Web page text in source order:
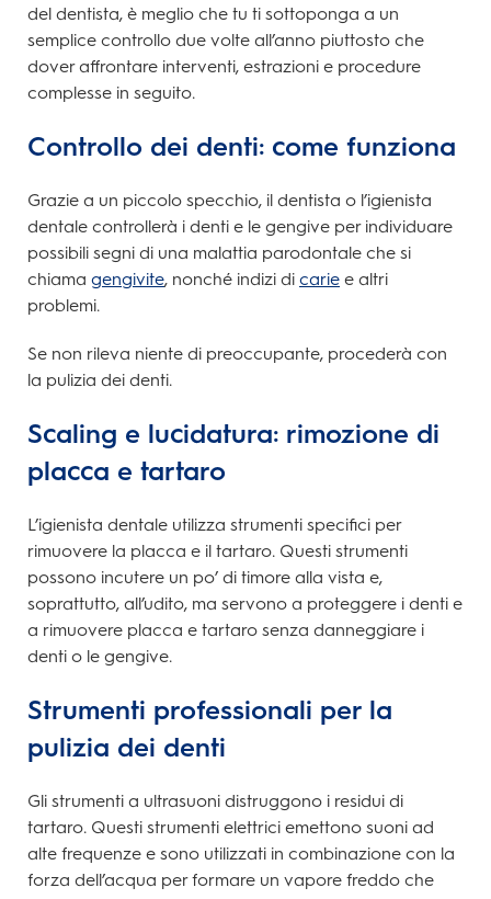
del dentista, è meglio che tu ti sottoponga a un
semplice controllo due volte all’anno piuttosto che
dover affrontare interventi, estrazioni e procedure
complesse in seguito.
Controllo dei denti: come funziona
Grazie a un piccolo specchio, il dentista o l’igienista
dentale controllerà i denti e le gengive per individuare
possibili segni di una malattia parodontale che si
chiama gengivite, nonché indizi di carie e altri
problemi.
Se non rileva niente di preoccupante, procederà con
la pulizia dei denti.
Scaling e lucidatura: rimozione di
placca e tartaro
L’igienista dentale utilizza strumenti specifici per
rimuovere la placca e il tartaro. Questi strumenti
possono incutere un po’ di timore alla vista e,
soprattutto, all’udito, ma servono a proteggere i denti e
a rimuovere placca e tartaro senza danneggiare i
denti o le gengive.
Strumenti professionali per la
pulizia dei denti
Gli strumenti a ultrasuoni distruggono i residui di
tartaro. Questi strumenti elettrici emettono suoni ad
alte frequenze e sono utilizzati in combinazione con la
forza dell’acqua per formare un vapore freddo che